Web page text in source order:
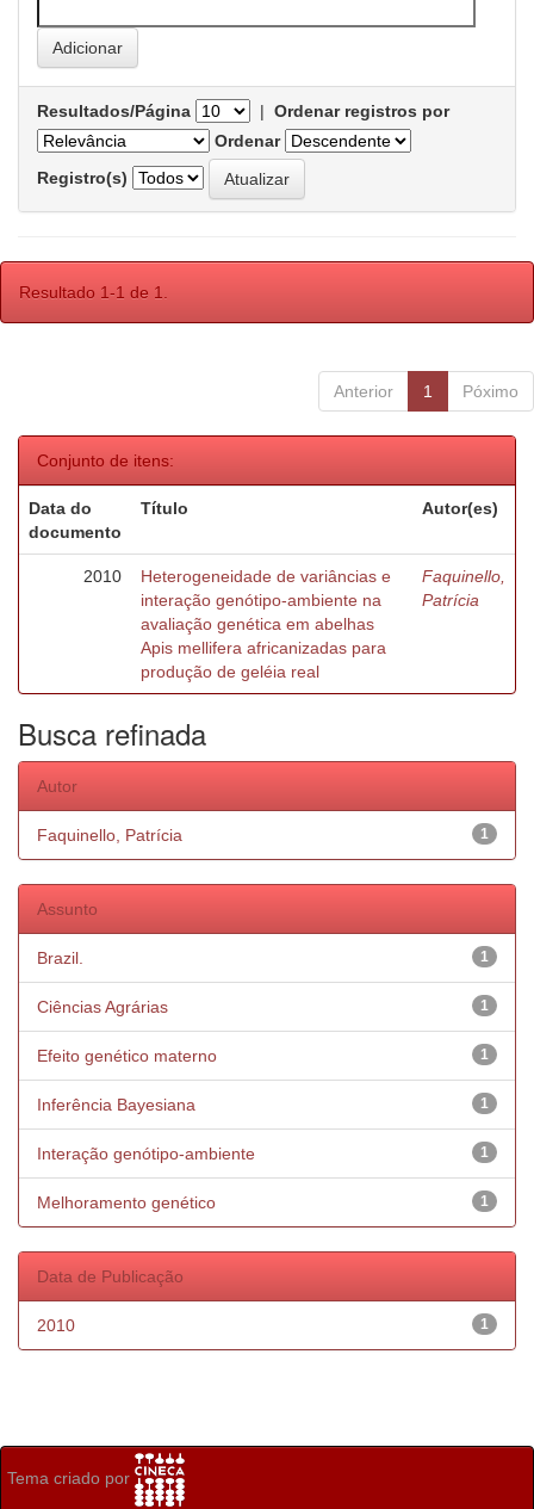
Resultados/Página | Ordenar registros por
Ordenar
Registro(s)
Resultado 1-1 de 1.
Anterior 1 Póximo
Conjunto de itens:
Data do
documento
Título Autor(es)
2010
Heterogeneidade de variâncias e
interação genótipo-ambiente na
avaliação genética em abelhas
Apis mellifera africanizadas para
produção de geléia real
Faquinello,
Patrícia
Busca refinada
Autor
1
Faquinello, Patrícia
Assunto
1
Brazil.
1
Ciências Agrárias
1
Efeito genético materno
1
Inferência Bayesiana
1
Interação genótipo-ambiente
1
Melhoramento genético
Data de Publicação
1
2010
Tema criado por